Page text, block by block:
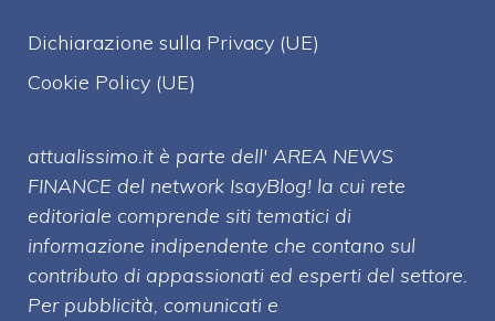
Dichiarazione sulla Privacy (UE)
Cookie Policy (UE)
attualissimo.it è parte dell' AREA NEWS
FINANCE del network IsayBlog! la cui rete
editoriale comprende siti tematici di
informazione indipendente che contano sul
contributo di appassionati ed esperti del settore.
Per pubblicità, comunicati e